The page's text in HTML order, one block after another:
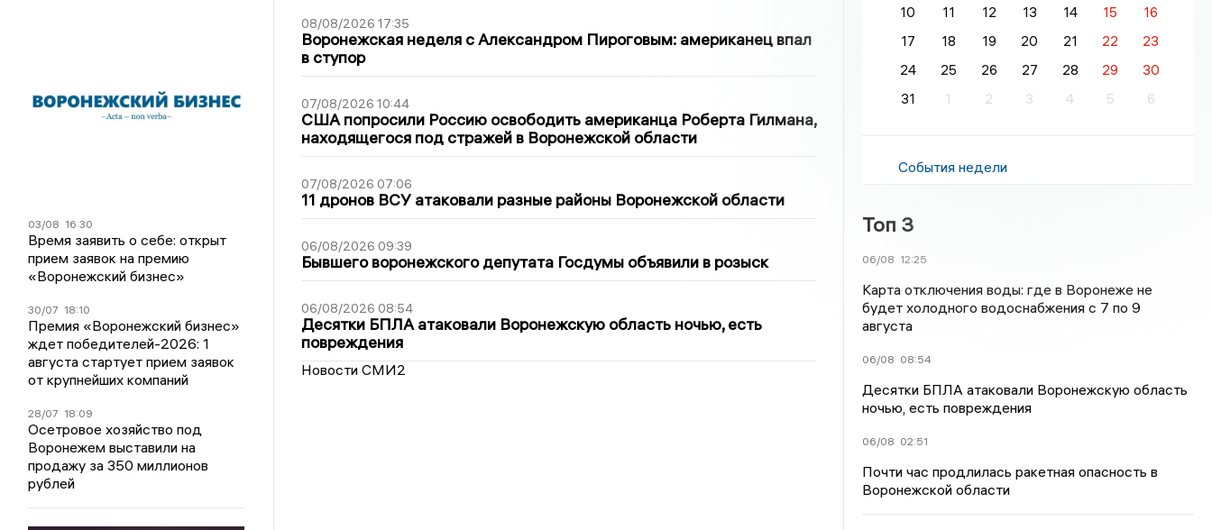
03/08 16:30
Время заявить о себе: открыт
прием заявок на премию
«Воронежский бизнес»
30/07 18:10
Премия «Воронежский бизнес»
ждет победителей-2026: 1
августа стартует прием заявок
от крупнейших компаний
28/07 18:09
Осетровое хозяйство под
Воронежем выставили на
продажу за 350 миллионов
рублей
08/08/2026 17:35
Воронежская неделя с Александром Пироговым: американец впал
в ступор
07/08/2026 10:44
США попросили Россию освободить американца Роберта Гилмана,
находящегося под стражей в Воронежской области
07/08/2026 07:06
11 дронов ВСУ атаковали разные районы Воронежской области
06/08/2026 09:39
Бывшего воронежского депутата Госдумы объявили в розыск
06/08/2026 08:54
Десятки БПЛА атаковали Воронежскую область ночью, есть
повреждения
Новости СМИ2
10
11 12 13 14 15
16
17
18 19 20 21 22
23
24
25 26 27 28 29
30
31
1 2 3 4 5 6
События недели
Топ 3
06/08 12:25
Карта отключения воды: где в Воронеже не
будет холодного водоснабжения с 7 по 9
августа
06/08 08:54
Десятки БПЛА атаковали Воронежскую область
ночью, есть повреждения
06/08 02:51
Почти час продлилась ракетная опасность в
Воронежской области